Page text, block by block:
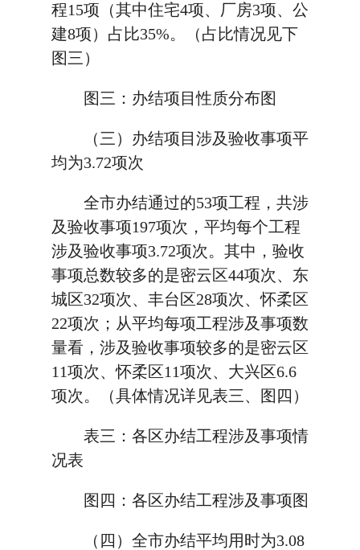
程15项（其中住宅4项、厂房3项、公
建8项）占比35%。（占比情况见下
图三）
图三：办结项目性质分布图
（三）办结项目涉及验收事项平
均为3.72项次
全市办结通过的53项工程，共涉
及验收事项197项次，平均每个工程
涉及验收事项3.72项次。其中，验收
事项总数较多的是密云区44项次、东
城区32项次、丰台区28项次、怀柔区
22项次；从平均每项工程涉及事项数
量看，涉及验收事项较多的是密云区
11项次、怀柔区11项次、大兴区6.6
项次。（具体情况详见表三、图四）
表三：各区办结工程涉及事项情
况表
图四：各区办结工程涉及事项图
（四）全市办结平均用时为3.08